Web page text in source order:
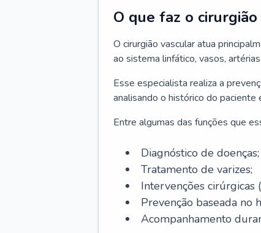
O que faz o
O cirurgião vascular atua
ao sistema linfático, vasos,
Esse especialista realiza a
analisando o histórico do
Entre algumas das funções que
Diagnóstico de doenças;
Tratamento de varizes;
Intervenções cirúrgicas
Prevenção baseada no
Acompanhamento